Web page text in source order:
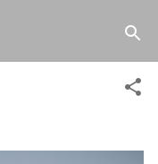
ツに移動